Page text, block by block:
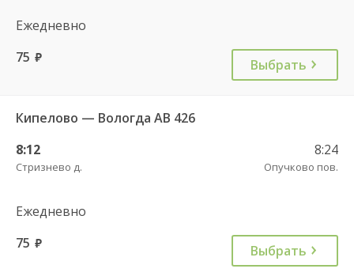
Ежедневно
75 руб. Выбрать
Кипелово — Вологда АВ 426
8:12
Стризнево д.
8:24
Опучково пов.
Ежедневно
75 руб. Выбрать